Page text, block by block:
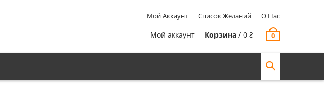
Мой Аккаунт Список Желаний О Нас
Мой аккаунт Корзина / 0 ₴ 0